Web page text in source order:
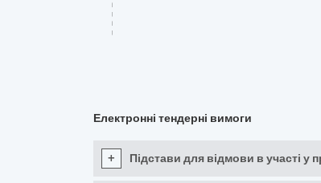
Електронні тендерні вимоги
+ Підстави для відмови в участі у